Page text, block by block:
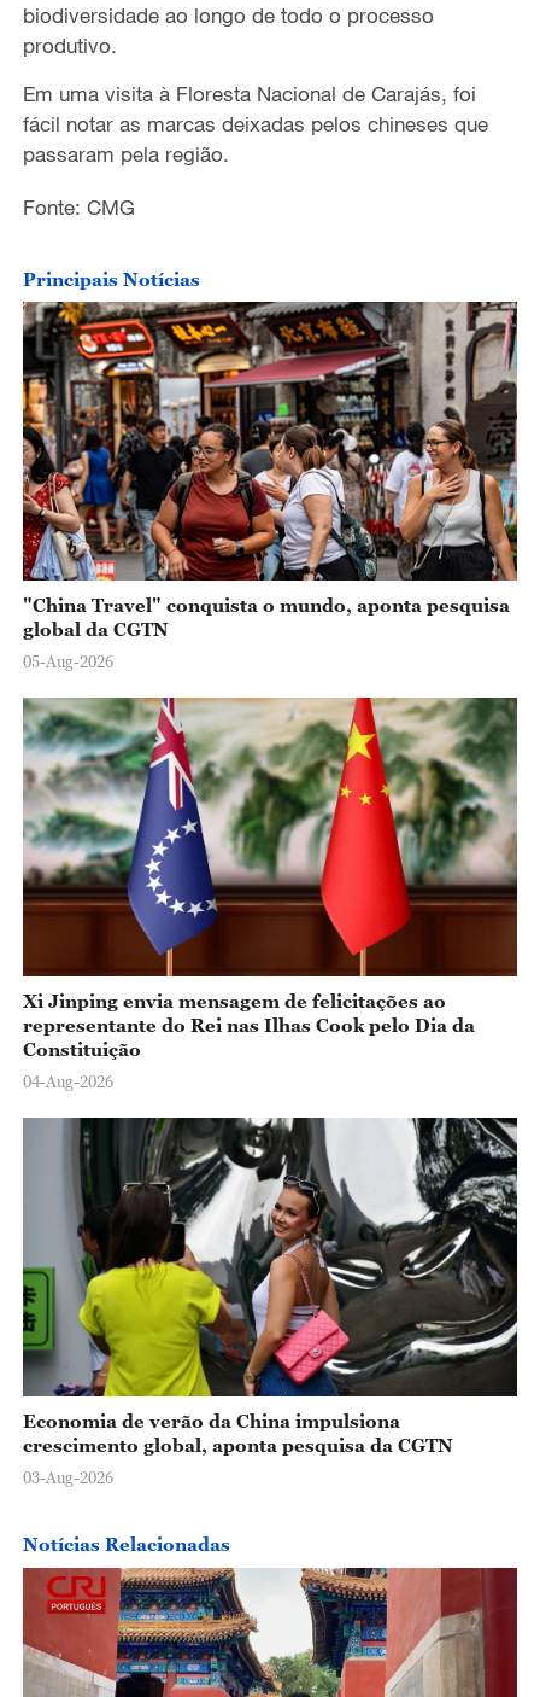
e
o
biodiversidade ao longo de todo o processo
produtivo.
Em uma visita à Floresta Nacional de Carajás, foi
fácil notar as marcas deixadas pelos chineses que
passaram pela região.
Fonte: CMG
Principais Notícias
"China Travel" conquista o mundo, aponta pesquisa
global da CGTN
05-Aug-2026
Xi Jinping envia mensagem de felicitações ao
representante do Rei nas Ilhas Cook pelo Dia da
Constituição
04-Aug-2026
Economia de verão da China impulsiona
crescimento global, aponta pesquisa da CGTN
03-Aug-2026
Notícias Relacionadas